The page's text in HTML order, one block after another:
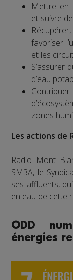
Mettre en
et suivre
favoriser
et les
S’assurer
d’eau
zones
Les actions de
Radio Mont
SM3A, le
ses affluents,
en eau de cette
ODD
énergies